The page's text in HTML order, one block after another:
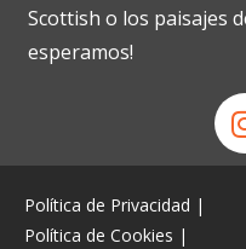
Scottish o los paisajes
esperamos!
Política de Privacidad |
Política de Cookies |